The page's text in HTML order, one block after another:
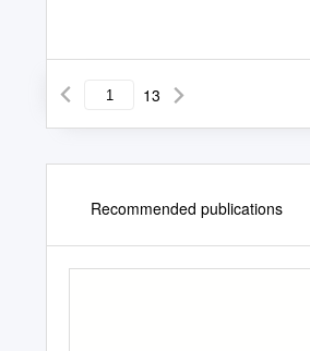
13
Recommended publications